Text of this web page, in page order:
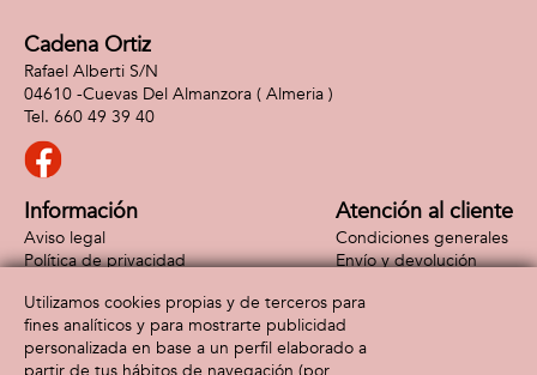
Cadena Ortiz
Rafael Alberti S/N
04610 -Cuevas Del Almanzora ( Almeria )
660 49 39 40
Información
Aviso legal
Política de privacidad
Atención al cliente
Condiciones generales
Envío y devolución
Formas de pago
Utilizamos cookies propias y de terceros para
fines analíticos y para mostrarte publicidad
personalizada en base a un perfil elaborado a